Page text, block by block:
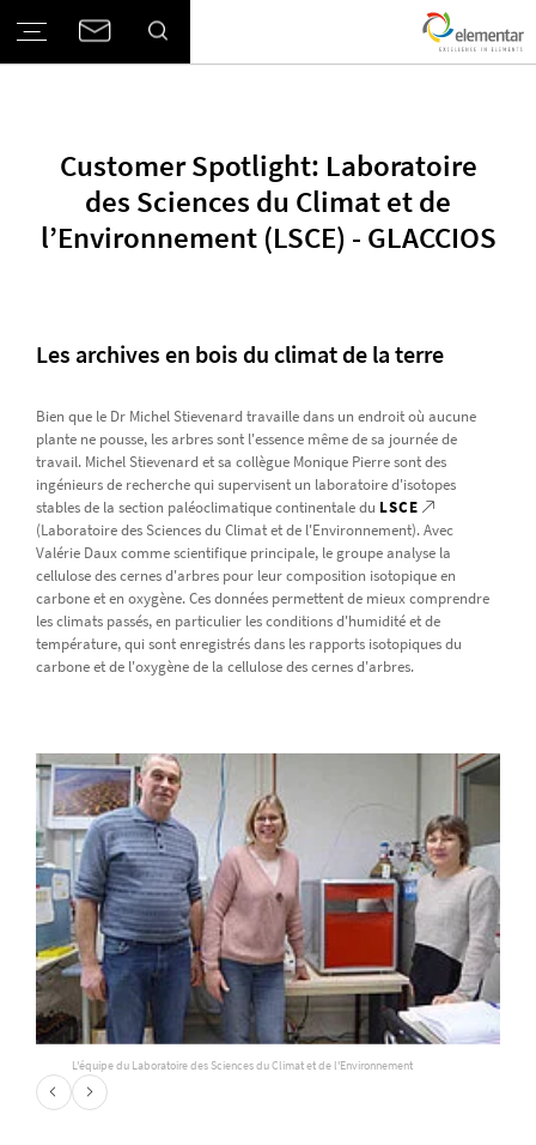
Customer Spotlight: Laboratoire
des Sciences du Climat et de
l’Environnement (LSCE) - GLACCIOS
Les archives en bois du climat de la terre
Bien que le Dr Michel Stievenard travaille dans un endroit où aucune
plante ne pousse, les arbres sont l'essence même de sa journée de
travail. Michel Stievenard et sa collègue Monique Pierre sont des
ingénieurs de recherche qui supervisent un laboratoire d'isotopes
stables de la section paléoclimatique continentale du LSCE
(Laboratoire des Sciences du Climat et de l'Environnement). Avec
Valérie Daux comme scientifique principale, le groupe analyse la
cellulose des cernes d'arbres pour leur composition isotopique en
carbone et en oxygène. Ces données permettent de mieux comprendre
les climats passés, en particulier les conditions d'humidité et de
température, qui sont enregistrés dans les rapports isotopiques du
carbone et de l'oxygène de la cellulose des cernes d'arbres.
L'équipe du Laboratoire des Sciences du Climat et de l'Environnement